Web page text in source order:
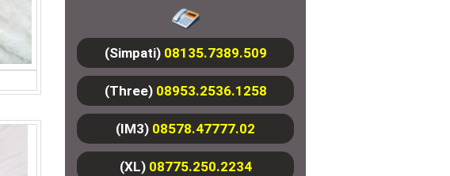
(Simpati) 08135.7389.509
(Three) 08953.2536.1258
(IM3) 08578.47777.02
(XL) 08775.250.2234